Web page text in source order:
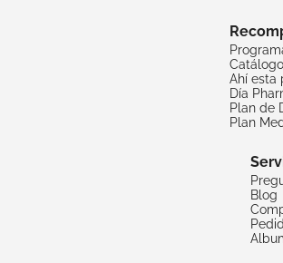
Ahí esta
Día
Plan de
Plan
Blog